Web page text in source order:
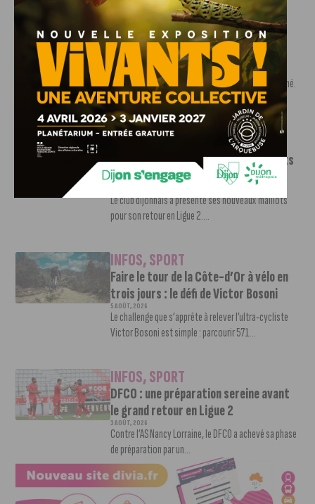
INFOS SPORT
Nouvelle arrivée à la JDA Basket,
Shevon Thompson est dijonnais
7 AOÛT, 2026
Le mercato estival de la JDA n’est pas encore terminé.
Une nouvelle recrue vient...
INFOS,SPORT
Le DFCO dévoile ses nouveaux maillots
pour la saison 2026-2027
Le club dijonnais a présenté ses nouveaux maillots
pour son retour en Ligue 2....
INFOS,SPORT
Faire le tour de la Côte-d’Or à vélo en
trois jours : le défi de Victor Bosoni
5 AOÛT, 2026
Le challenge que s’apprête à relever l’ultra-cycliste
Victor Bosoni est simple : parcourir 571...
INFOS,SPORT
DFCO : une préparation sereine avant
le grand retour en Ligue 2
3 AOÛT, 2026
Contre l’AS Nancy Lorraine, le DFCO a achevé sa phase
de préparation par un...